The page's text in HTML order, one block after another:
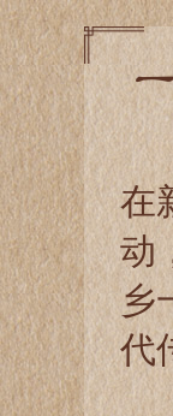
在
动
乡
代